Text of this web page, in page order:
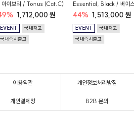
아이보리 / Tonus (Cat.C)
1,712,000 원
EVENT
국내재고
국내즉시출고
Essential, Black / 베이
랙
44% 1,513,000 원
EVENT
국내재고
국내즉시출고
이용약관 개인정보처리방침
개인결제창 B2B 문의